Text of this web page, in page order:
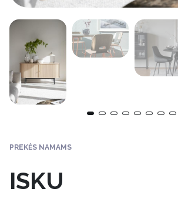
PREKĖS NAMAMS
ISKU